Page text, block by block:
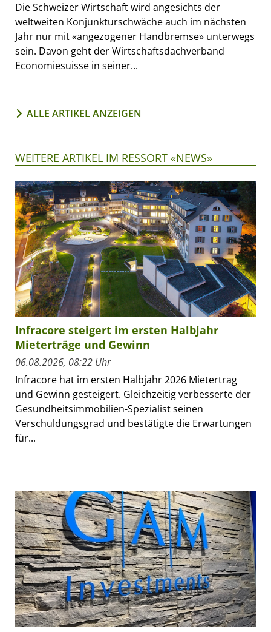
Die Schweizer Wirtschaft wird angesichts der
weltweiten Konjunkturschwäche auch im nächsten
Jahr nur mit «angezogener Handbremse» unterwegs
sein. Davon geht der Wirtschaftsdachverband
Economiesuisse in seiner...
ALLE ARTIKEL ANZEIGEN
WEITERE ARTIKEL IM RESSORT «NEWS»
Infracore steigert im ersten Halbjahr
Mieterträge und Gewinn
06.08.2026, 08:22 Uhr
Infracore hat im ersten Halbjahr 2026 Mietertrag
und Gewinn gesteigert. Gleichzeitig verbesserte der
Gesundheitsimmobilien-Spezialist seinen
Verschuldungsgrad und bestätigte die Erwartungen
für...